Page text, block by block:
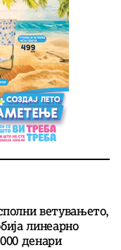
ветувањето,
линеарно
денари